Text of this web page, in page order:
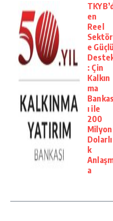
en
Reel
Sektör
e Güçlü
: Çin
Kalkın
ma
Bankas
ı ile
200
Milyon
Dolarlı
k
a